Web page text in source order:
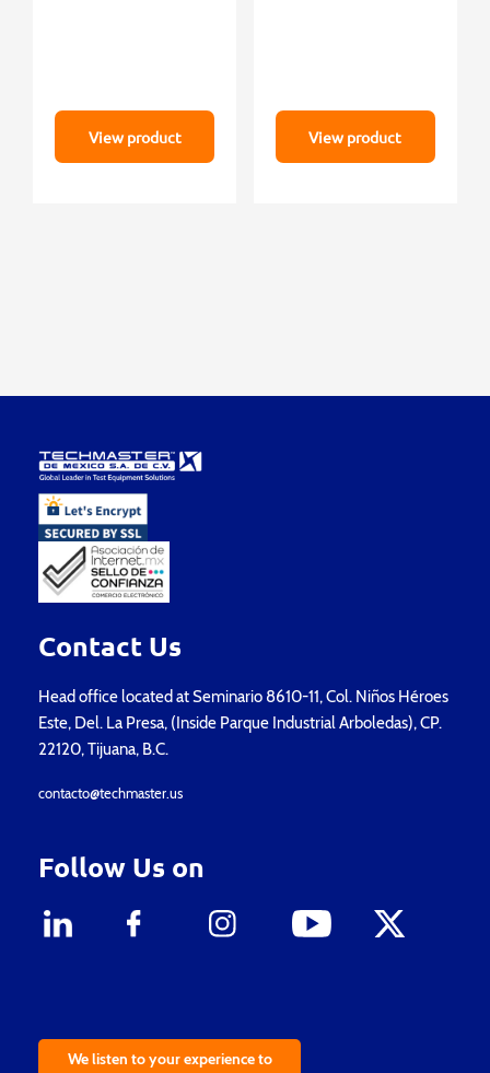
View product View product
Contact Us
Head office located at Seminario 8610-11, Col. Niños Héroes
Este, Del. La Presa, (Inside Parque Industrial Arboledas), CP.
22120, Tijuana, B.C.
contacto@techmaster.us
Follow Us on
We listen to your experience to